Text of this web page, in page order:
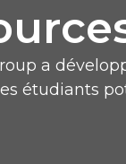
a
étudiants